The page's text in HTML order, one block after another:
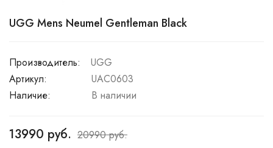
UGG Mens Neumel Gentleman Black
Производитель:
UGG
Артикул:
UAC0603
Наличие:
В наличии
13990 руб. 20990 руб.